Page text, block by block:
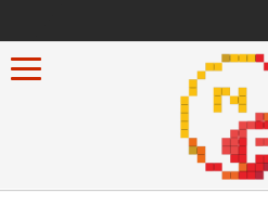
Toggle navigation